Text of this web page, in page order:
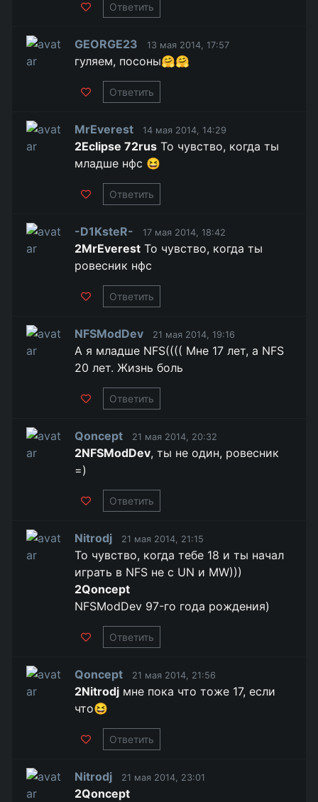
Ответить
GEORGE23 13 мая 2014, 17:57
гуляем, посоны🤗🤗
Ответить
MrEverest 14 мая 2014, 14:29
2Eclipse 72rus То чувство, когда ты
младше нфс 😆
Ответить
-D1KsteR- 17 мая 2014, 18:42
2MrEverest То чувство, когда ты
ровесник нфс
Ответить
NFSModDev 21 мая 2014, 19:16
А я младше NFS(((( Мне 17 лет, а NFS
20 лет. Жизнь боль
Ответить
Qoncept 21 мая 2014, 20:32
2NFSModDev, ты не один, ровесник
=)
Ответить
Nitrodj 21 мая 2014, 21:15
То чувство, когда тебе 18 и ты начал
играть в NFS не с UN и MW)))
2Qoncept
NFSModDev 97-го года рождения)
Ответить
Qoncept 21 мая 2014, 21:56
2Nitrodj мне пока что тоже 17, если
что😆
Ответить
Nitrodj 21 мая 2014, 23:01
2Qoncept